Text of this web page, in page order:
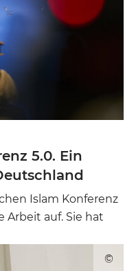
5.0. Ein
Islam Konferenz
Arbeit auf. Sie hat
©